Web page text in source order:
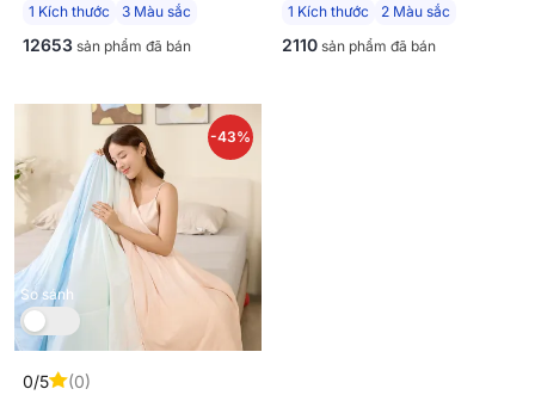
1 Kích thước
3 Màu sắc
12653 sản phẩm đã bán
1 Kích thước
2 Màu sắc
2110 sản phẩm đã bán
So sánh
-43%
0/5
(0)